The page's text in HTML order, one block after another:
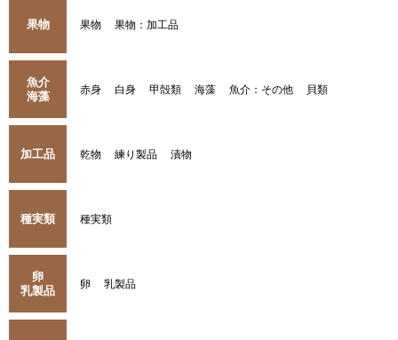
果物 果物 果物：加工品
魚介
海藻
赤身 白身 甲殻類 海藻 魚介：その他 貝類
加工品 乾物 練り製品 漬物
種実類 種実類
卵
乳製品
卵 乳製品